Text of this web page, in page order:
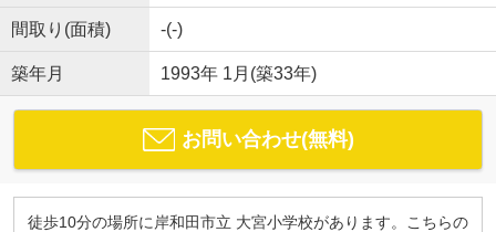
間取り(面積) -(-)
築年月 1993年 1月(築33年)
お問い合わせ(無料)
徒歩10分の場所に岸和田市立 大宮小学校があります。こちらの